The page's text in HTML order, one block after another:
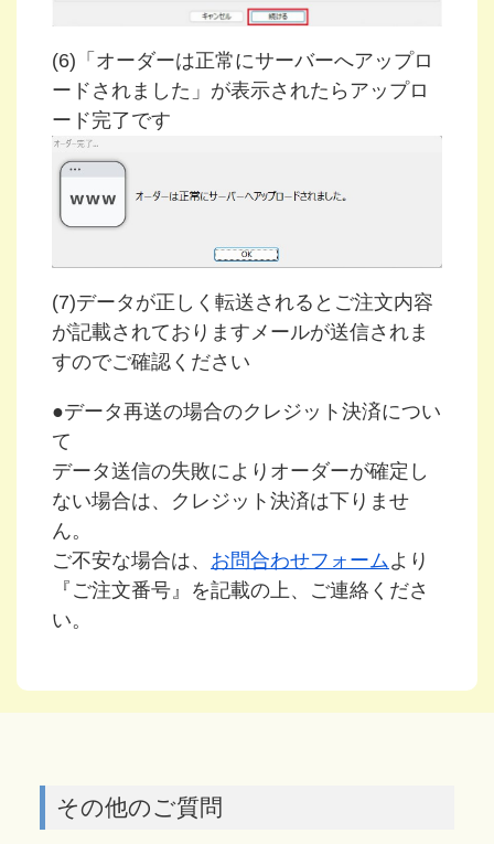
(6)「オーダーは正常にサーバーへアップロ
ードされました」が表示されたらアップロ
ード完了です
(7)データが正しく転送されるとご注文内容
が記載されておりますメールが送信されま
すのでご確認ください
●データ再送の場合のクレジット決済につい
て
データ送信の失敗によりオーダーが確定し
ない場合は、クレジット決済は下りませ
ん。
ご不安な場合は、 お問合わせフォーム より
『ご注文番号』を記載の上、ご連絡くださ
い。
その他のご質問